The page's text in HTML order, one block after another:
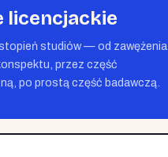
licencjackie
studiów — od zawężenia
przez część
po prostą część badawczą.